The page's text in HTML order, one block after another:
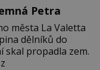
Petra
města La Valetta
dělníků do
skal propadla zem.